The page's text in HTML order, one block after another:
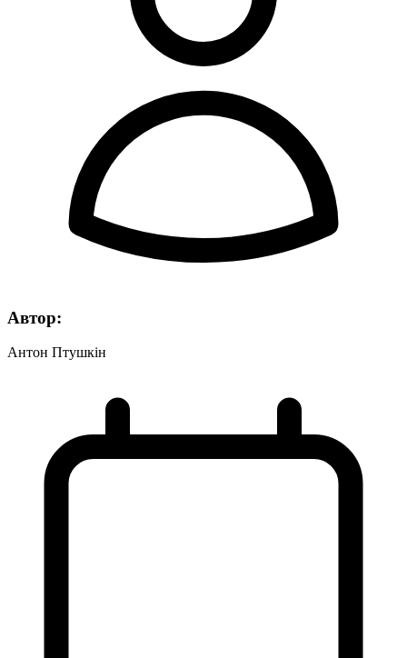
Автор:
Антон Птушкін